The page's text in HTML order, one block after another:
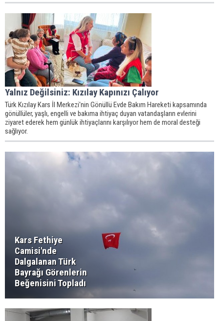
Yalnız Değilsiniz: Kızılay Kapınızı Çalıyor
Türk Kızılay Kars İl Merkezi'nin Gönüllü Evde Bakım Hareketi kapsamında
gönüllüler, yaşlı, engelli ve bakıma ihtiyaç duyan vatandaşların evlerini
ziyaret ederek hem günlük ihtiyaçlarını karşılıyor hem de moral desteği
sağlıyor.
Kars Fethiye
Camisi'nde
Dalgalanan Türk
Bayrağı Görenlerin
Beğenisini Topladı